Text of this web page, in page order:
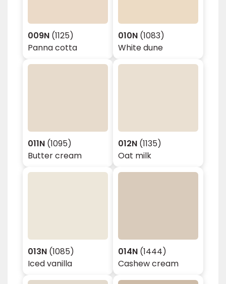
009N (1125)
Panna cotta
010N (1083)
White dune
011N (1095)
Butter cream
012N (1135)
Oat milk
013N (1085)
Iced vanilla
014N (1444)
Cashew cream